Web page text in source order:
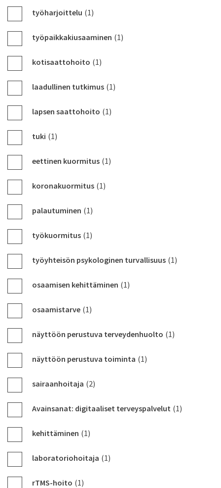
työharjoittelu (1)
työpaikkakiusaaminen (1)
kotisaattohoito (1)
laadullinen tutkimus (1)
lapsen saattohoito (1)
tuki (1)
eettinen kuormitus (1)
koronakuormitus (1)
palautuminen (1)
työkuormitus (1)
työyhteisön psykologinen turvallisuus (1)
osaamisen kehittäminen (1)
osaamistarve (1)
näyttöön perustuva terveydenhuolto (1)
näyttöön perustuva toiminta (1)
sairaanhoitaja (2)
Avainsanat: digitaaliset terveyspalvelut (1)
kehittäminen (1)
laboratoriohoitaja (1)
rTMS-hoito (1)